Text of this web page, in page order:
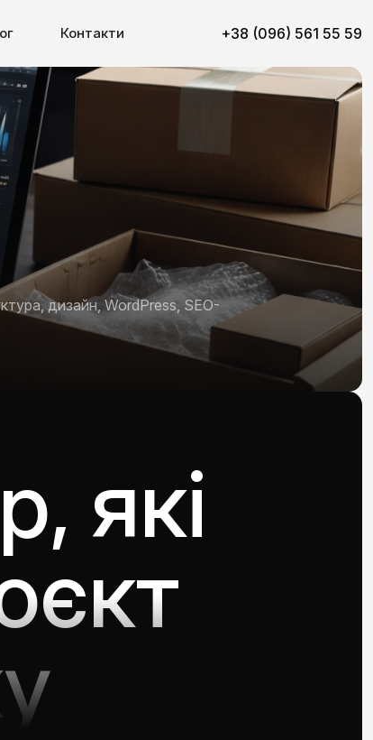
Контакти +38 (096) 561 55 59
дизайн, WordPress, SEO-
які